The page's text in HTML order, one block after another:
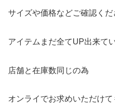
サイズや価格などご確認く
アイテムまだ全てUP出来て
店舗と在庫数同じの為
オンライでお求めいただけ